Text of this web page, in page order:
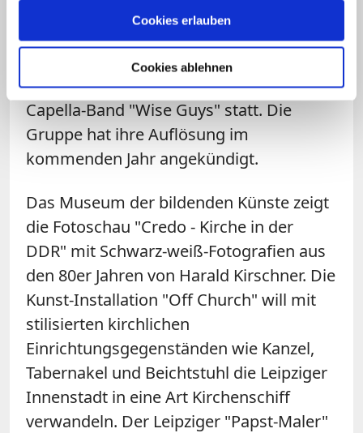
Cookies erlauben
Cookies ablehnen
An der Inszenierung wirken auch
Asylbewerber mit. Letztmalig beim
Katholikentag findet das inzwischen
schon fast traditionelle Konzert der A-
Capella-Band "Wise Guys" statt. Die
Gruppe hat ihre Auflösung im
kommenden Jahr angekündigt.
Das Museum der bildenden Künste zeigt
die Fotoschau "Credo - Kirche in der
DDR" mit Schwarz-weiß-Fotografien aus
den 80er Jahren von Harald Kirschner. Die
Kunst-Installation "Off Church" will mit
stilisierten kirchlichen
Einrichtungsgegenständen wie Kanzel,
Tabernakel und Beichtstuhl die Leipziger
Innenstadt in eine Art Kirchenschiff
verwandeln. Der Leipziger "Papst-Maler"